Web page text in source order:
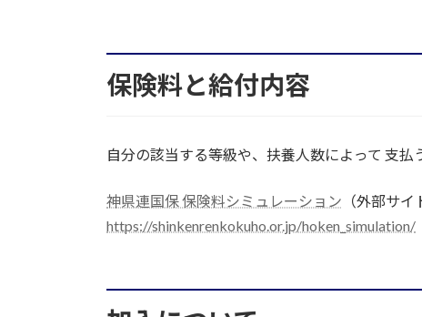
保険料と給付内容
自分の該当する等級や、扶養人数によって 支払
神県連国保 保険料シミュレーション （外部サイ
https://shinkenrenkokuho.or.jp/hoken_simulation/